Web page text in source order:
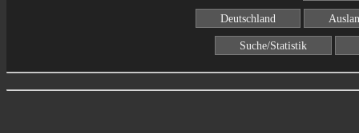
Deutschland
Suche/Statistik